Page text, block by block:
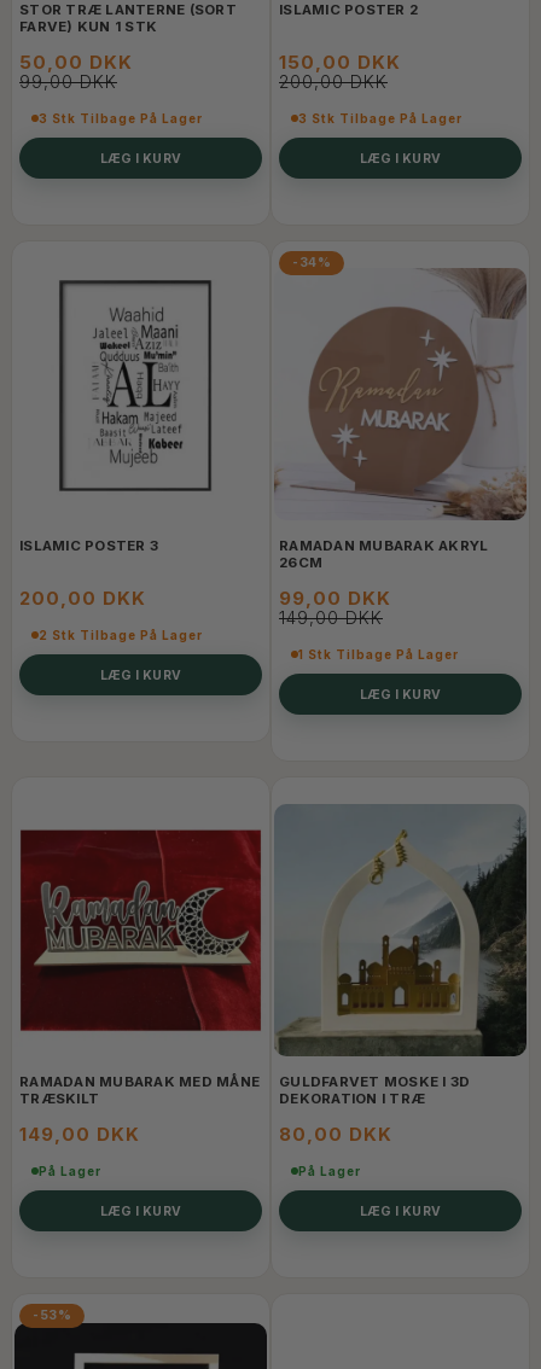
STOR TRÆ LANTERNE (SORT
FARVE) KUN 1 STK
50,00 DKK
99,00 DKK
3 Stk Tilbage På Lager
LÆG I KURV
ISLAMIC POSTER 2
150,00 DKK
200,00 DKK
3 Stk Tilbage På Lager
LÆG I KURV
ISLAMIC POSTER 3
200,00 DKK
2 Stk Tilbage På Lager
LÆG I KURV
-34%
RAMADAN MUBARAK AKRYL
26CM
99,00 DKK
149,00 DKK
1 Stk Tilbage På Lager
LÆG I KURV
RAMADAN MUBARAK MED MÅNE
TRÆSKILT
149,00 DKK
På Lager
LÆG I KURV
GULDFARVET MOSKE I 3D
DEKORATION I TRÆ
80,00 DKK
På Lager
LÆG I KURV
-53%